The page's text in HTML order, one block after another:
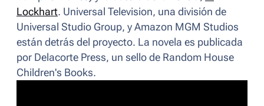
Lockhart. Universal Television, una división de
Universal Studio Group, y Amazon MGM Studios
están detrás del proyecto. La novela es publicada
por Delacorte Press, un sello de Random House
Children's Books.